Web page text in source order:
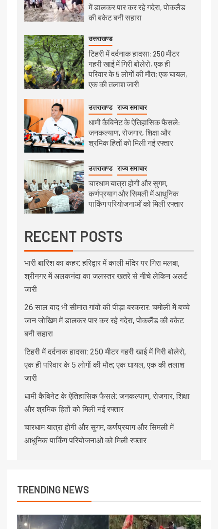
में डालकर पार कर रहे गदेरा, पोकलैंड
की बकेट बनी सहारा
उत्तराखण्ड
टिहरी में दर्दनाक हादसा: 250 मीटर
गहरी खाई में गिरी बोलेरो, एक ही
परिवार के 5 लोगों की मौत; एक घायल,
एक की तलाश जारी
उत्तराखण्ड राज्य समाचार
धामी कैबिनेट के ऐतिहासिक फैसले:
जनकल्याण, रोजगार, शिक्षा और
श्रमिक हितों को मिली नई रफ्तार
उत्तराखण्ड राज्य समाचार
चारधाम यात्रा होगी और सुगम,
कर्णप्रयाग और सिमली में आधुनिक
पार्किंग परियोजनाओं को मिली रफ्तार
RECENT POSTS
भारी बारिश का कहर: हरिद्वार में काली मंदिर पर गिरा मलबा,
श्रीनगर में अलकनंदा का जलस्तर खतरे से नीचे लेकिन अलर्ट
जारी
26 साल बाद भी सीमांत गांवों की पीड़ा बरकरार: चमोली में बच्चे
जान जोखिम में डालकर पार कर रहे गदेरा, पोकलैंड की बकेट
बनी सहारा
टिहरी में दर्दनाक हादसा: 250 मीटर गहरी खाई में गिरी बोलेरो,
एक ही परिवार के 5 लोगों की मौत; एक घायल, एक की तलाश
जारी
धामी कैबिनेट के ऐतिहासिक फैसले: जनकल्याण, रोजगार, शिक्षा
और श्रमिक हितों को मिली नई रफ्तार
चारधाम यात्रा होगी और सुगम, कर्णप्रयाग और सिमली में
आधुनिक पार्किंग परियोजनाओं को मिली रफ्तार
TRENDING NEWS